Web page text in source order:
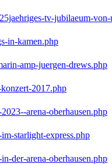
tv-jubilaeum-
in-kamen.php
amp-juergen-drews.php
2017.php
arena-oberhausen.php
starlight-express.php
der-arena-oberhausen.php